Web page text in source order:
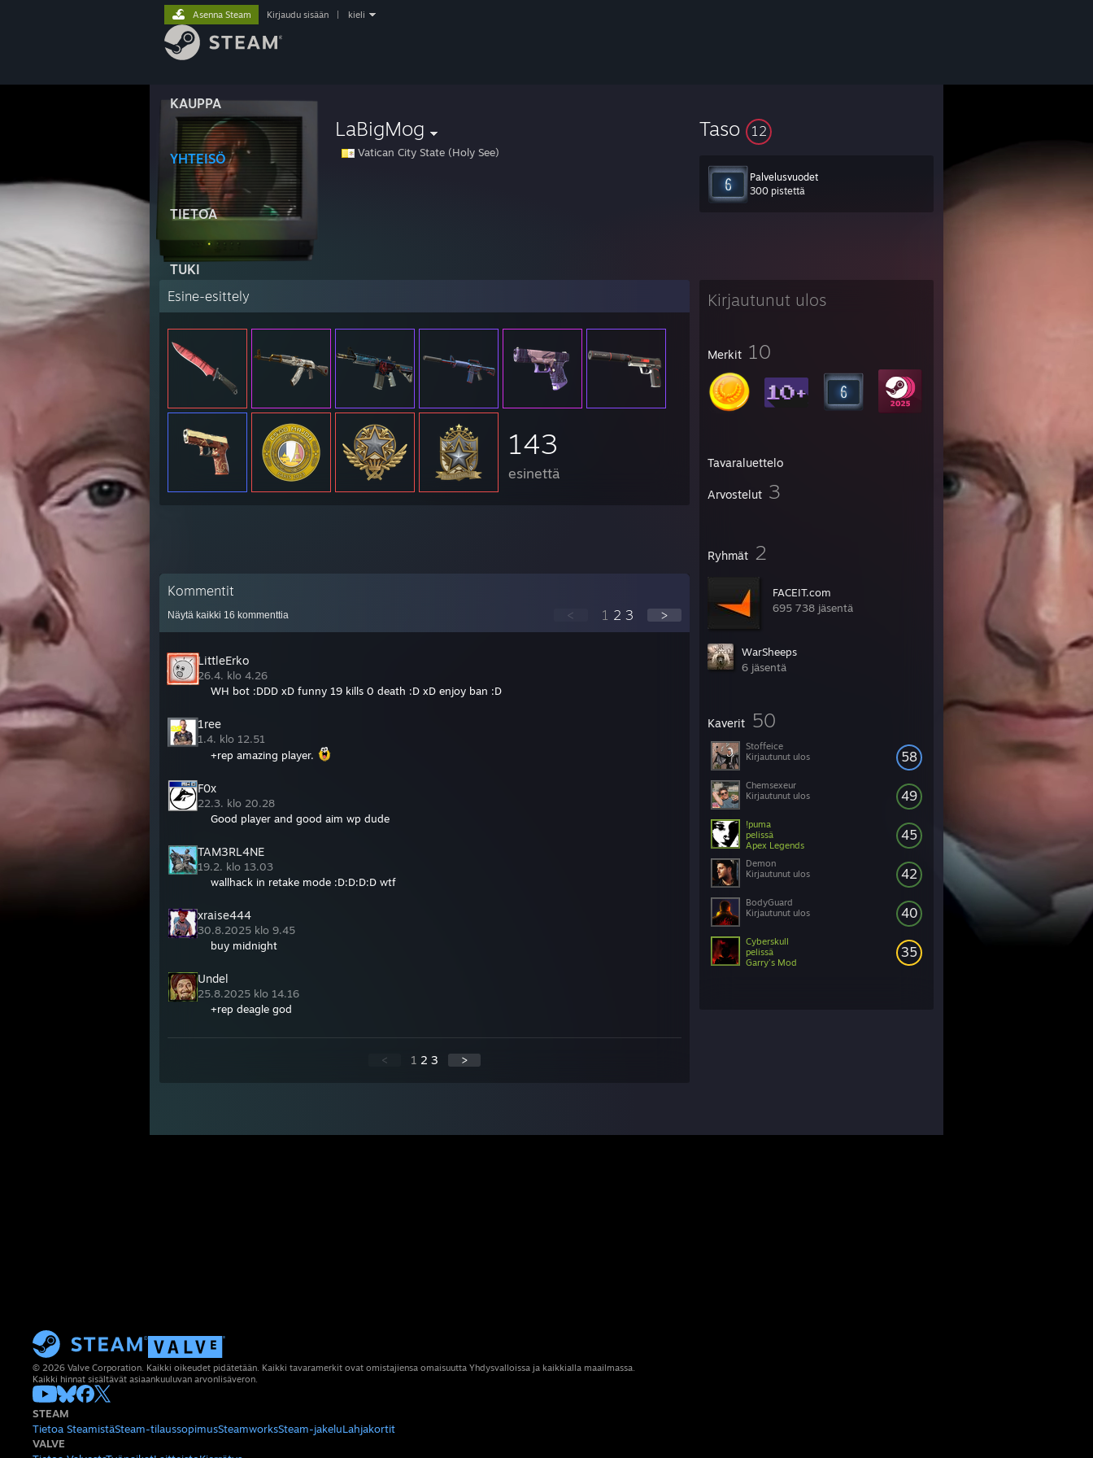
KAUPPA
YHTEISÖ
TIETOA
TUKI
Asenna Steam Kirjaudu sisään kieli
LaBigMog
Vatican City State (Holy See)
Taso 12
Palvelusvuodet
300 pistettä
Kirjautunut ulos
Merkit 10
Tavaraluettelo
Arvostelut 3
Ryhmät 2
FACEIT.com
695 738 jäsentä
WarSheeps
6 jäsentä
Kaverit 50
58
Stoffeice
Kirjautunut ulos
49
Chemsexeur
Kirjautunut ulos
45
!puma
pelissä
Apex Legends
42
Demon
Kirjautunut ulos
40
BodyGuard
Kirjautunut ulos
35
Cyberskull
pelissä
Garry's Mod
Esine-esittely
143
esinettä
Kommentit
Näytä kaikki 16 kommenttia < 1 2 3 >
LittleErko
26.4. klo 4.26
WH bot :DDD xD funny 19 kills 0 death :D xD enjoy ban :D
1ree
1.4. klo 12.51
+rep amazing player.
F0x
22.3. klo 20.28
Good player and good aim wp dude
TAM3RL4NE
19.2. klo 13.03
wallhack in retake mode :D:D:D:D wtf
xraise444
30.8.2025 klo 9.45
buy midnight
Undel
25.8.2025 klo 14.16
+rep deagle god
< 1 2 3 >
© 2026 Valve Corporation. Kaikki oikeudet pidätetään. Kaikki tavaramerkit ovat omistajiensa omaisuutta Yhdysvalloissa ja kaikkialla maailmassa.
Kaikki hinnat sisältävät asiaankuuluvan arvonlisäveron.
STEAM
Tietoa SteamistäSteam-tilaussopimusSteamworksSteam-jakeluLahjakortit
VALVE